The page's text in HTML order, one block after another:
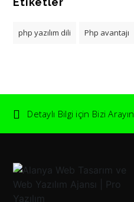
php yazılım dili Php avantajı
Detaylı Bilgi için Bizi Arayın